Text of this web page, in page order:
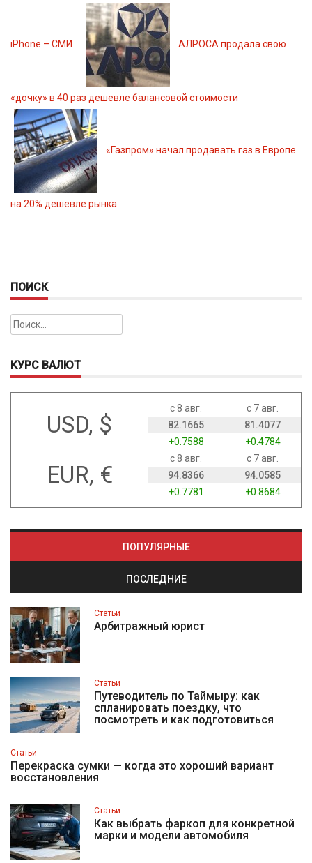
iPhone – СМИ АЛРОСА продала свою
«дочку» в 40 раз дешевле балансовой стоимости
«Газпром» начал продавать газ в Европе
на 20% дешевле рынка
ПОИСК
Найти:
КУРС ВАЛЮТ
USD, $
с 8 авг.
с 7 авг.
82.1665
81.4077
+0.7588
+0.4784
EUR, €
с 8 авг.
с 7 авг.
94.8366
94.0585
+0.7781
+0.8684
ПОПУЛЯРНЫЕ
ПОСЛЕДНИЕ
Статьи
Арбитражный юрист
Статьи
Путеводитель по Таймыру: как
спланировать поездку, что
посмотреть и как подготовиться
Статьи
Перекраска сумки — когда это хороший вариант
восстановления
Статьи
Как выбрать фаркоп для конкретной
марки и модели автомобиля